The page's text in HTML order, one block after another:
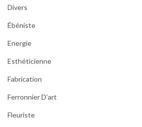
Divers
Ébéniste
Energie
Esthéticienne
Fabrication
Ferronnier D’art
Fleuriste